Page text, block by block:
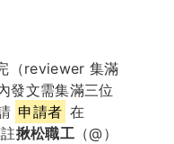
（reviewer 集滿
發文需集滿三位
申請者 在
揪松職工（@）